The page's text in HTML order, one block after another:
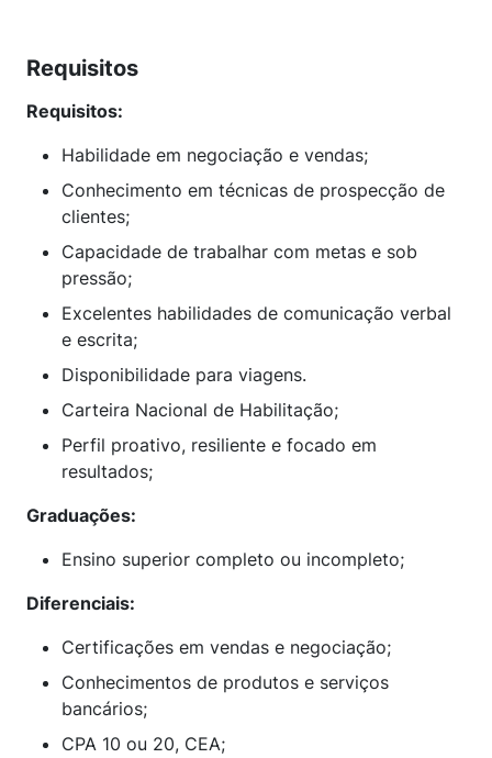
Requisitos
Requisitos:
Habilidade em negociação e vendas;
Conhecimento em técnicas de prospecção de
clientes;
Capacidade de trabalhar com metas e sob
pressão;
Excelentes habilidades de comunicação verbal
e escrita;
Disponibilidade para viagens.
Carteira Nacional de Habilitação;
Perfil proativo, resiliente e focado em
resultados;
Graduações:
Ensino superior completo ou incompleto;
Diferenciais:
Certificações em vendas e negociação;
Conhecimentos de produtos e serviços
bancários;
CPA 10 ou 20, CEA;